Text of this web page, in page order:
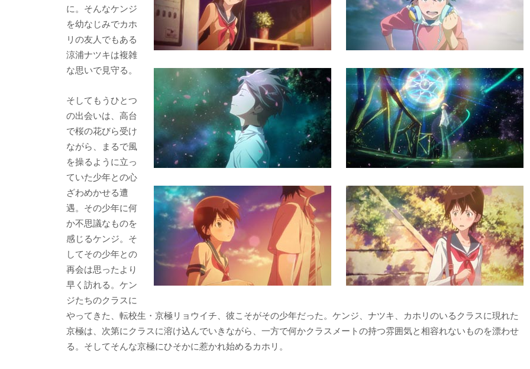
に。そんなケンジ
を幼なじみでカホ
リの友人でもある
涼浦ナツキは複雑
な思いで見守る。
そしてもうひとつ
の出会いは、高台
で桜の花びら受け
ながら、まるで風
を操るように立っ
ていた少年との心
ざわめかせる遭
遇。その少年に何
か不思議なものを
感じるケンジ。そ
してその少年との
再会は思ったより
早く訪れる。ケン
ジたちのクラスに
やってきた、転校生・京極リョウイチ、彼こそがその少年だった。ケンジ、ナツキ、カホリのいるクラスに現れた
京極は、次第にクラスに溶け込んでいきながら、一方で何かクラスメートの持つ雰囲気と相容れないものを漂わせ
る。そしてそんな京極にひそかに惹かれ始めるカホリ。